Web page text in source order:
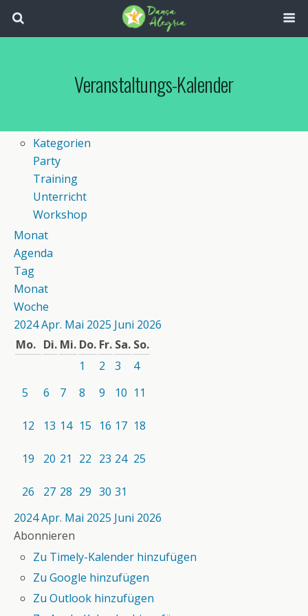
Veranstaltungs-Kalender
Kategorien
Party
Training
Unterricht
Workshop
Monat
Agenda
Tag
Monat
Woche
2024Apr. Mai 2025 Juni 2026
Mo. Di. Mi. Do. Fr. Sa. So.
1
2 3
4
5
6 7 8 9 10 11
12 13 14 15 16 17 18
19 20 21 22 23 24 25
26 27 28 29 30 31
2024Apr. Mai 2025 Juni 2026
Abonnieren
Zu Timely-Kalender hinzufügen
Zu Google hinzufügen
Zu Outlook hinzufügen